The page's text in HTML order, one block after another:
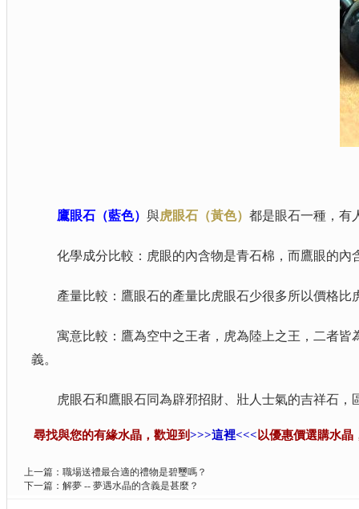
鷹眼石（藍色） 與虎眼石（黃色） 都是眼石一種，有
化學成分比較：虎眼的內含物是青石棉，而鷹眼的內
產量比較：鷹眼石的產量比虎眼石少很多所以價格比
寓意比較：鷹為空中之王者，虎為陸上之王，二者皆
義。
虎眼石和鷹眼石同為辟邪招財、壯人士氣的吉祥石，
尋找與您的有緣水晶，歡迎到>>>這裡<<< 以優惠價選購水
上一篇： 職場送禮最合適的禮物是碧璽嗎？
下一篇： 解夢 -- 夢遇水晶的含義是甚麼？